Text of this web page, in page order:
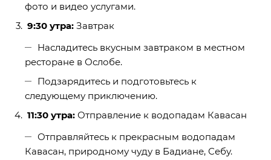
фото и видео услугами.
9:30 утра: Завтрак
Насладитесь вкусным завтраком в местном
ресторане в Ослобе.
Подзарядитесь и подготовьтесь к
следующему приключению.
11:30 утра: Отправление к водопадам Кавасан
Отправляйтесь к прекрасным водопадам
Кавасан, природному чуду в Бадиане, Себу.